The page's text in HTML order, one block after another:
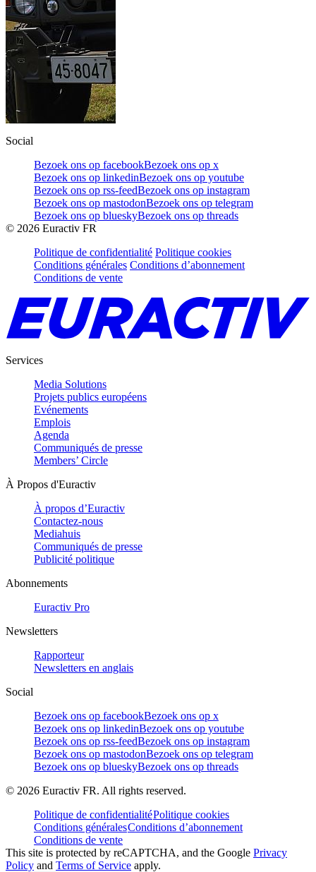
Social
Bezoek ons op facebookBezoek ons op x
Bezoek ons op linkedinBezoek ons op youtube
Bezoek ons op rss-feedBezoek ons op instagram
Bezoek ons op mastodonBezoek ons op telegram
Bezoek ons op blueskyBezoek ons op threads
© 2026 Euractiv FR
Politique de confidentialité Politique cookies
Conditions générales Conditions d’abonnement
Conditions de vente
Services
Media Solutions
Projets publics européens
Evénements
Emplois
Agenda
Communiqués de presse
Members’ Circle
À Propos d'Euractiv
À propos d’Euractiv
Contactez-nous
Mediahuis
Communiqués de presse
Publicité politique
Abonnements
Euractiv Pro
Newsletters
Rapporteur
Newsletters en anglais
Social
Bezoek ons op facebookBezoek ons op x
Bezoek ons op linkedinBezoek ons op youtube
Bezoek ons op rss-feedBezoek ons op instagram
Bezoek ons op mastodonBezoek ons op telegram
Bezoek ons op blueskyBezoek ons op threads
© 2026 Euractiv FR. All rights reserved.
Politique de confidentialitéPolitique cookies
Conditions généralesConditions d’abonnement
Conditions de vente
This site is protected by reCAPTCHA, and the Google Privacy
Policy and Terms of Service apply.